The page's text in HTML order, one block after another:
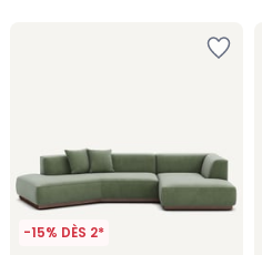
-15% DÈS 2*